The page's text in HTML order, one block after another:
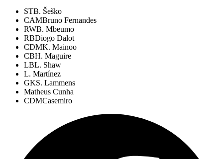
STB. Šeško
CAMBruno Fernandes
RWB. Mbeumo
RBDiogo Dalot
CDMK. Mainoo
CBH. Maguire
LBL. Shaw
L. Martínez
GKS. Lammens
Matheus Cunha
CDMCasemiro